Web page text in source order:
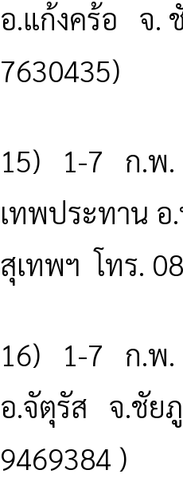
อ.แก้งคร้อ จ.
7630435)
15) 1-7 ก.พ.
เทพประทาน อ
สุเทพฯ โทร.
16) 1-7 ก.พ.
อ.จัตุรัส จ.ชัย
9469384 )